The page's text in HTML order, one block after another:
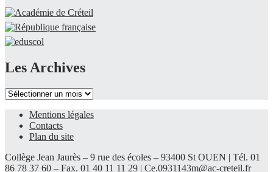
Les Archives
Les
Mentions légales
Contacts
Plan du site
Collège Jean Jaurès – 9 rue des écoles – 93400 St OUEN | Tél. 01
86 78 37 60 – Fax. 01 40 11 11 29 | Ce.0931143m@ac-creteil.fr